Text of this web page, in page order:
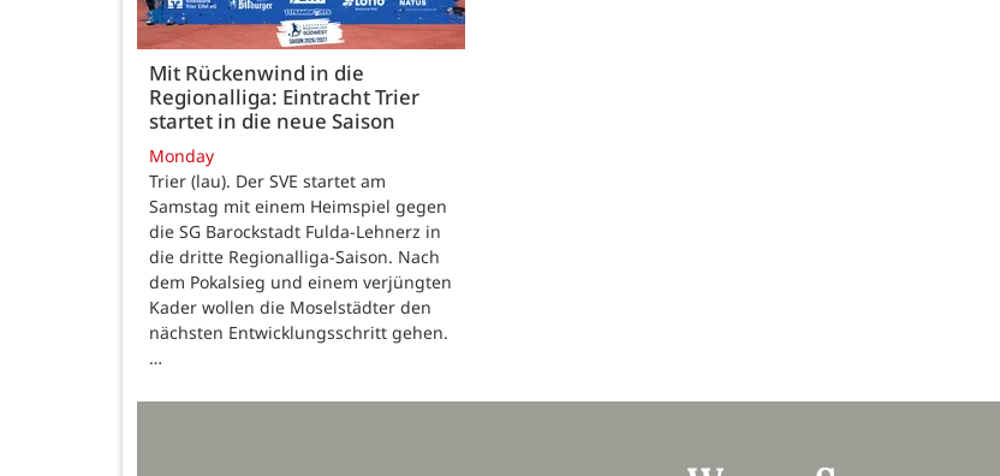
Mit Rückenwind in die
Regionalliga: Eintracht Trier
startet in die neue Saison
Monday
Trier (lau). Der SVE startet am
Samstag mit einem Heimspiel gegen
die SG Barockstadt Fulda-Lehnerz in
die dritte Regionalliga-Saison. Nach
dem Pokalsieg und einem verjüngten
Kader wollen die Moselstädter den
nächsten Entwicklungsschritt gehen.
…